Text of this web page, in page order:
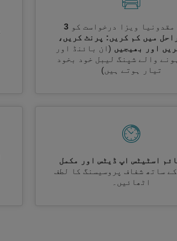
مقدونیا ویزا درخواست کو 3
میں کم کریں: پرنٹ کریں،
اور بھیجیں (ان بائنڈ اور
والے شپنگ لیبل خود بخود
تیار ہوتے ہیں)
اسٹیٹس اپ ڈیٹس اور مکمل
کے ساتھ شفاف پروسیسنگ کا لطف
اٹھائیں۔